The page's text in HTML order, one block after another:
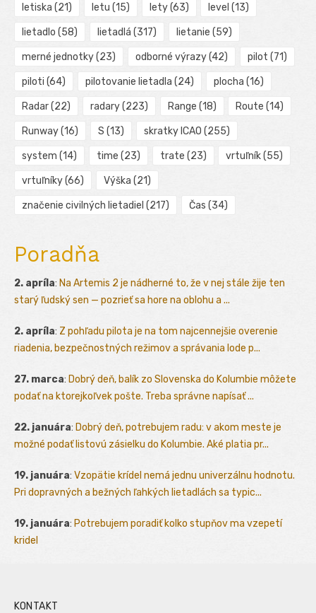
letiska (21) letu (15) lety(63) level (13)
lietadlo (58) lietadlá (317) lietanie (59)
merné jednotky(23) odborné výrazy(42) pilot (71)
piloti (64) pilotovanie lietadla (24) plocha (16)
Radar(22) radary(223) Range (18) Route (14)
Runway(16) S (13) skratky ICAO (255)
system (14) time (23) trate (23) vrtuľník(55)
vrtuľníky(66) Výška (21)
značenie civilných lietadiel (217) Čas (34)
Poradňa
2. apríla: Na Artemis 2 je nádherné to, že v nej stále žije ten
starý ľudský sen — pozrieť sa hore na oblohu a ...
2. apríla: Z pohľadu pilota je na tom najcennejšie overenie
riadenia, bezpečnostných režimov a správania lode p...
27. marca: Dobrý deň, balík zo Slovenska do Kolumbie môžete
podať na ktorejkoľvek pošte. Treba správne napísať ...
22. januára: Dobrý deň, potrebujem radu: v akom meste je
možné podať listovú zásielku do Kolumbie. Aké platia pr...
19. januára: Vzopätie krídel nemá jednu univerzálnu hodnotu.
Pri dopravných a bežných ľahkých lietadlách sa typic...
19. januára: Potrebujem poradiť kolko stupňov ma vzepetí
kridel
KONTAKT